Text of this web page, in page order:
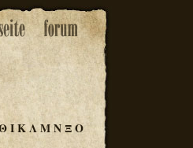
ΙΚΛΜΝΞΟ